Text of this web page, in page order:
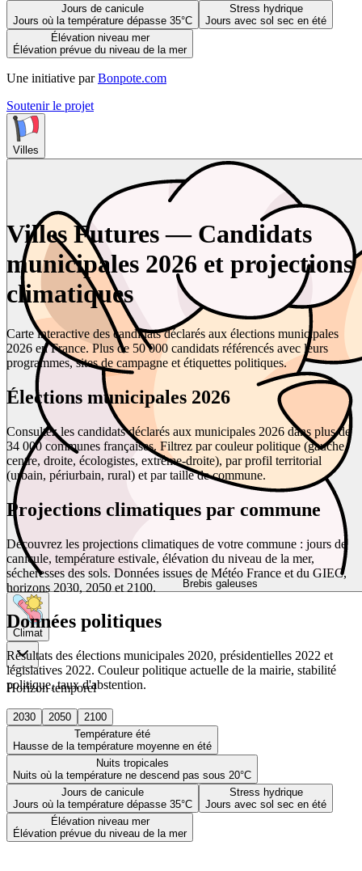
Jours de canicule
Jours où la température dépasse 35°C
Stress hydrique
Jours avec sol sec en été
Élévation niveau mer
Élévation prévue du niveau de la mer
Une initiative par Bonpote.com
Soutenir le projet
Villes
Brebis galeuses
Climat
Horizon temporel
2030 2050
2100
Température été
Hausse de la température moyenne en été
Nuits tropicales
Nuits où la température ne descend pas sous 20°C
Jours de canicule
Jours où la température dépasse 35°C
Stress hydrique
Jours avec sol sec en été
Élévation niveau mer
Élévation prévue du niveau de la mer
Villes Futures — Candidats
municipales 2026 et projections
climatiques
Carte interactive des candidats déclarés aux élections municipales
2026 en France. Plus de 50 000 candidats référencés avec leurs
programmes, sites de campagne et étiquettes politiques.
Élections municipales 2026
Consultez les candidats déclarés aux municipales 2026 dans plus de
34 000 communes françaises. Filtrez par couleur politique (gauche,
centre, droite, écologistes, extrême-droite), par profil territorial
(urbain, périurbain, rural) et par taille de commune.
Projections climatiques par commune
Découvrez les projections climatiques de votre commune : jours de
canicule, température estivale, élévation du niveau de la mer,
sécheresses des sols. Données issues de Météo France et du GIEC,
horizons 2030, 2050 et 2100.
Données politiques
Résultats des élections municipales 2020, présidentielles 2022 et
législatives 2022. Couleur politique actuelle de la mairie, stabilité
politique, taux d'abstention.